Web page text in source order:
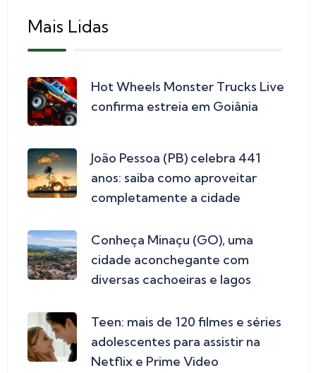
Mais Lidas
Hot Wheels Monster Trucks Live
confirma estreia em Goiânia
João Pessoa (PB) celebra 441
anos: saiba como aproveitar
completamente a cidade
Conheça Minaçu (GO), uma
cidade aconchegante com
diversas cachoeiras e lagos
Teen: mais de 120 filmes e séries
adolescentes para assistir na
Netflix e Prime Video